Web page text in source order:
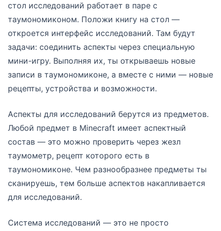
стол исследований работает в паре с
таумономиконом. Положи книгу на стол —
откроется интерфейс исследований. Там будут
задачи: соединить аспекты через специальную
мини-игру. Выполняя их, ты открываешь новые
записи в таумономиконе, а вместе с ними — новые
рецепты, устройства и возможности.
Аспекты для исследований берутся из предметов.
Любой предмет в Minecraft имеет аспектный
состав — это можно проверить через жезл
таумометр, рецепт которого есть в
таумономиконе. Чем разнообразнее предметы ты
сканируешь, тем больше аспектов накапливается
для исследований.
Система исследований — это не просто